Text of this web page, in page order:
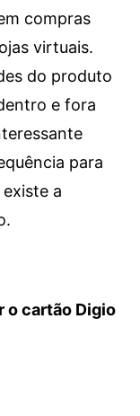
compras
virtuais.
do produto
e fora
para
a
o cartão Digio